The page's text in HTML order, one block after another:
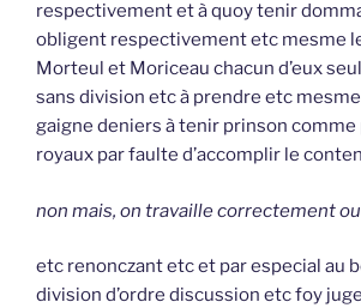
respectivement et à quoy tenir
obligent respectivement etc mesme
Morteul et Moriceau chacun d’eux
sans division etc à prendre etc
gaigne deniers à tenir prinson
royaux par faulte d’accomplir le
non mais, on travaille correctement ou
etc renonczant etc et par especial au
division d’ordre discussion etc foy